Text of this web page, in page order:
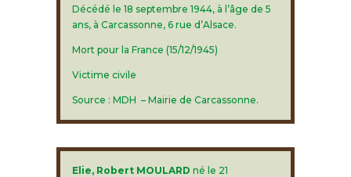
Décédé le 18 septembre 1944, à l’âge de 5
ans, à Carcassonne, 6 rue d’Alsace.
Mort pour la France (15/12/1945)
Victime civile
Source : MDH – Mairie de Carcassonne.
Elie, Robert MOULARD né le 21